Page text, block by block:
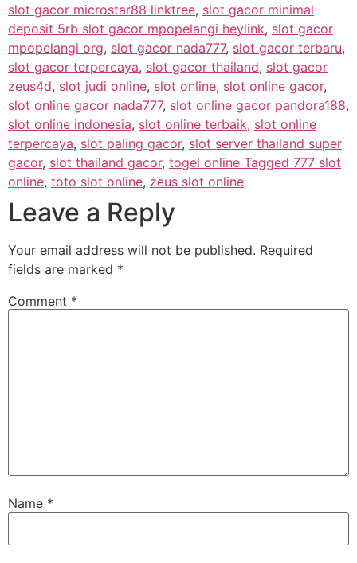
slot gacor microstar88 linktree, slot gacor minimal
deposit 5rb slot gacor mpopelangi heylink, slot gacor
mpopelangi org, slot gacor nada777, slot gacor terbaru,
slot gacor terpercaya, slot gacor thailand, slot gacor
zeus4d, slot judi online, slot online, slot online gacor,
slot online gacor nada777, slot online gacor pandora188,
slot online indonesia, slot online terbaik, slot online
terpercaya, slot paling gacor, slot server thailand super
gacor, slot thailand gacor, togel online Tagged 777 slot
online, toto slot online, zeus slot online
Leave a Reply
Your email address will not be published. Required
fields are marked *
Comment *
Name *